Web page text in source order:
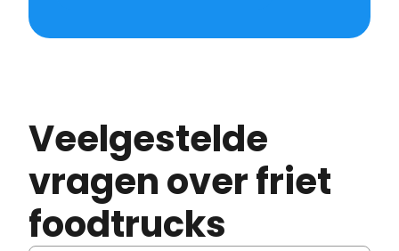
Veelgestelde
vragen over friet
foodtrucks